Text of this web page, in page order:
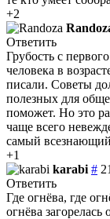
+2
Ответить
Грубость с
человека в
писали. Советы
полезных для
поможет. Но это
чаще всего
самый
+1
karabi #
Ответить
Где огнёва, где
огнёва